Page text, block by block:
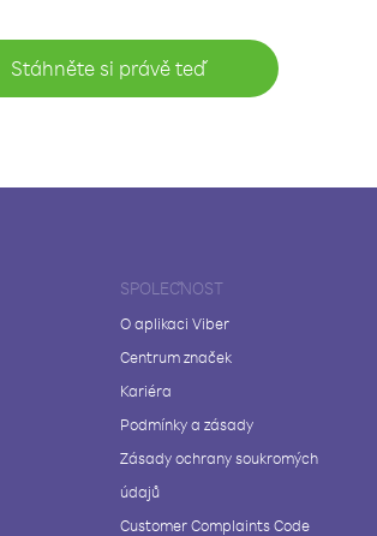
Stáhněte si právě teď
SPOLEČNOST
O aplikaci Viber
Centrum značek
Kariéra
Podmínky a zásady
Zásady ochrany soukromých
údajů
Customer Complaints Code